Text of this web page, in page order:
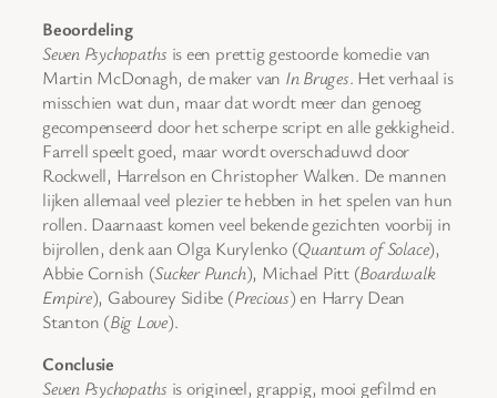
Beoordeling
Seven Psychopaths is een prettig gestoorde komedie van
Martin McDonagh, de maker van In Bruges. Het verhaal is
misschien wat dun, maar dat wordt meer dan genoeg
gecompenseerd door het scherpe script en alle gekkigheid.
Farrell speelt goed, maar wordt overschaduwd door
Rockwell, Harrelson en Christopher Walken. De mannen
lijken allemaal veel plezier te hebben in het spelen van hun
rollen. Daarnaast komen veel bekende gezichten voorbij in
bijrollen, denk aan Olga Kurylenko (Quantum of Solace),
Abbie Cornish (Sucker Punch), Michael Pitt (Boardwalk
Empire), Gabourey Sidibe (Precious) en Harry Dean
Stanton (Big Love).
Conclusie
Seven Psychopaths is origineel, grappig, mooi gefilmd en